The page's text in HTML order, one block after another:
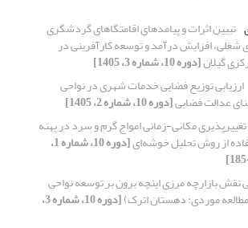
تبیین اثرات و پیامدهای اقامتگاهای گردشگری
افزایش درآمد و توسعه کارآفرینی در
گیلان[دوره 10، شماره 3، 1405]
ارزیابی توزیع فضایی خدمات شهری در نواحی
[دوره 10، شماره 2، 1405]
تغییرپذیری مکانی-زمانی امواج گرم و سرد در پهنه
از روش تحلیل خوشه‌ای [دوره 10، شماره 1،
نقش بازارچه مرزی اینچه برون بر توسعه نواحی
موردی: دهستان اترک) [دوره 10، شماره 3،